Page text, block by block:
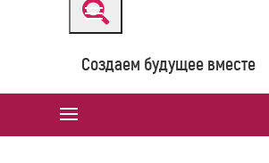
Создаем будущее вместе